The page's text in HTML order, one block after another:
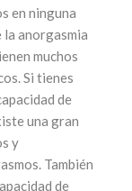
en ninguna
la anorgasmia
muchos
Si tienes
de
una gran
y
También
de